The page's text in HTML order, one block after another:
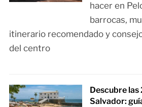
hacer en
barrocas,
itinerario recomendado y
del centro
Descubre las
Salvador: